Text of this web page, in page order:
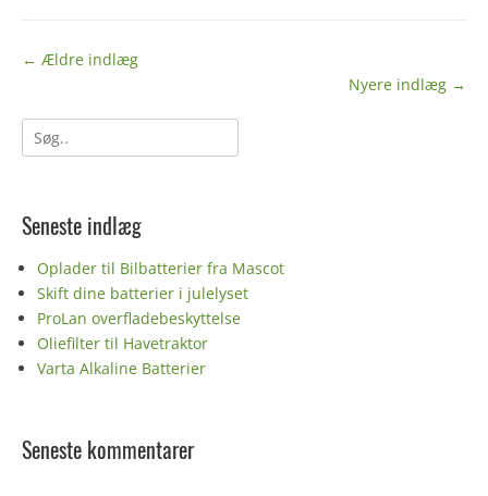
Indlægs
← Ældre indlæg
Nyere indlæg →
Søg
efter:
Seneste indlæg
Oplader til Bilbatterier fra Mascot
Skift dine batterier i julelyset
ProLan overfladebeskyttelse
Oliefilter til Havetraktor
Varta Alkaline Batterier
Seneste kommentarer